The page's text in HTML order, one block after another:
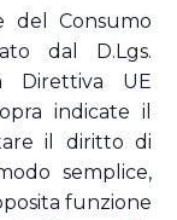
del Consumo
dal D.Lgs.
Direttiva UE
indicate il
il diritto di
semplice,
funzione